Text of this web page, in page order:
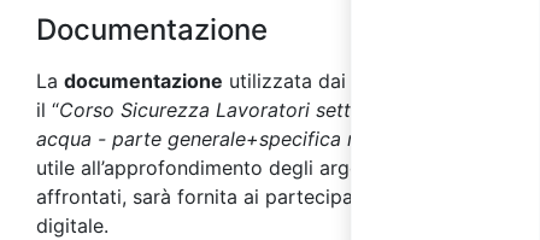
Documentazione
La documentazione utilizzata dai docenti durante
il “Corso Sicurezza Lavoratori settore fornitura di
acqua - parte generale+specifica rischio alto”
utile all’approfondimento degli argomenti
affrontati, sarà fornita ai partecipanti in formato
digitale.